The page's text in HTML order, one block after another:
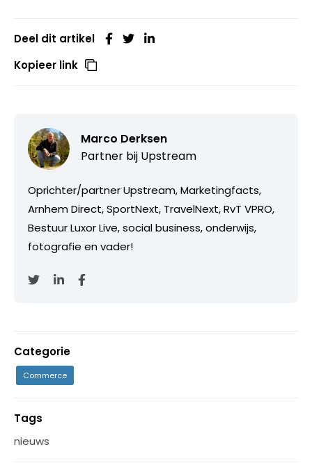
Deel dit artikel
Kopieer link
Marco Derksen
Partner bij Upstream
Oprichter/partner Upstream, Marketingfacts,
Arnhem Direct, SportNext, TravelNext, RvT VPRO,
Bestuur Luxor Live, social business, onderwijs,
fotografie en vader!
Categorie
Commerce
Tags
nieuws